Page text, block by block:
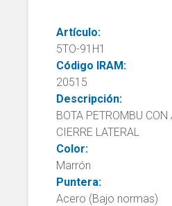
Artículo:
5TO-91H1
Código IRAM:
20515
Descripción:
BOTA PETROMBU CON
CIERRE LATERAL
Color:
Marrón
Puntera:
Acero (Bajo normas)